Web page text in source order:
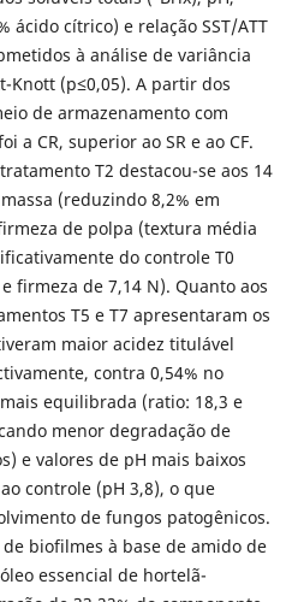
ácido cítrico) e relação SST/ATT
à análise de variância
Knott (p≤0,05). A partir dos
de armazenamento com
a CR, superior ao SR e ao CF.
T2 destacou-se aos 14
(reduzindo 8,2% em
de polpa (textura média
do controle T0
firmeza de 7,14 N). Quanto aos
T5 e T7 apresentaram os
maior acidez titulável
contra 0,54% no
equilibrada (ratio: 18,3 e
menor degradação de
e valores de pH mais baixos
controle (pH 3,8), o que
de fungos patogênicos.
biofilmes à base de amido de
essencial de hortelã-